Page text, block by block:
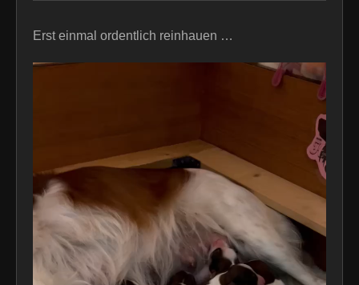
Erst einmal ordentlich reinhauen …